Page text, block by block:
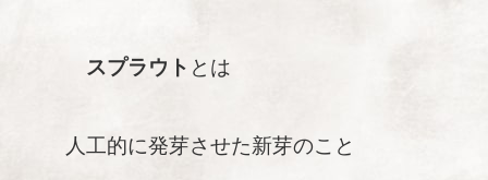
スプラウト とは
人工的に発芽させた新芽のこと